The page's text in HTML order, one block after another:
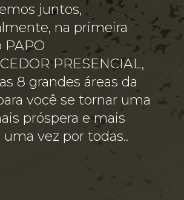
juntos,
na primeira
PAPO
PRESENCIAL,
8 grandes áreas da
você se tornar uma
próspera e mais
vez por todas..